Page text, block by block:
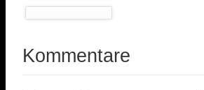
Kommentare